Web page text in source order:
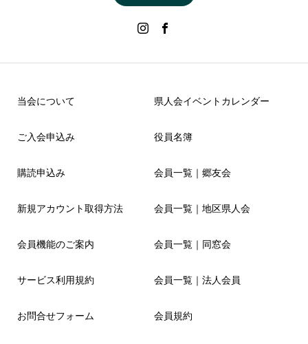
当会について
ご入会申込み
購読申込み
新規アカウント取得方法
会員機能のご案内
サービス利用規約
お問合せフォーム
県人会イベントカレンダー
役員名簿
会員一覧｜郷友会
会員一覧｜地区県人会
会員一覧｜同窓会
会員一覧｜法人会員
会員規約